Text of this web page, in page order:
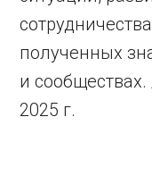
полученных
и
2025 г.